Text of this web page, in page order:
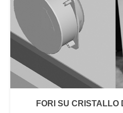
FORI SU CRISTALLO